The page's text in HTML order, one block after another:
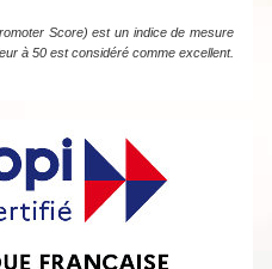
Score) est un indice de mesure
à 50 est considéré comme excellent.